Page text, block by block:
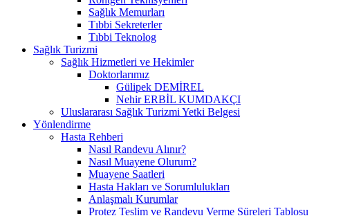
Sağlık Memurları
Tıbbi Sekreterler
Tıbbi Teknolog
Sağlık Turizmi
Sağlık Hizmetleri ve Hekimler
Doktorlarımız
Gülipek DEMİREL
Nehir ERBİL KUMDAKÇI
Uluslararası Sağlık Turizmi Yetki Belgesi
Yönlendirme
Hasta Rehberi
Nasıl Randevu Alınır?
Nasıl Muayene Olurum?
Muayene Saatleri
Hasta Hakları ve Sorumlulukları
Anlaşmalı Kurumlar
Protez Teslim ve Randevu Verme Süreleri Tablosu